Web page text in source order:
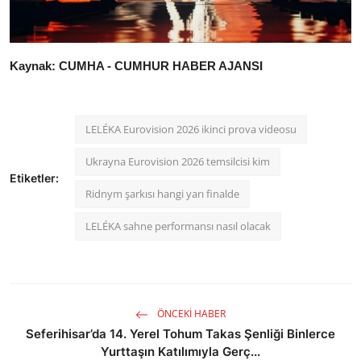
Kaynak: CUMHA - CUMHUR HABER AJANSI
Etiketler:
LELÉKA Eurovision 2026 ikinci prova videosu
Ukrayna Eurovision 2026 temsilcisi kim
Ridnym şarkısı hangi yarı finalde
LELÉKA sahne performansı nasıl olacak
ÖNCEKI HABER
Seferihisar’da 14. Yerel Tohum Takas Şenliği Binlerce
Yurttaşın Katılımıyla Gerç...